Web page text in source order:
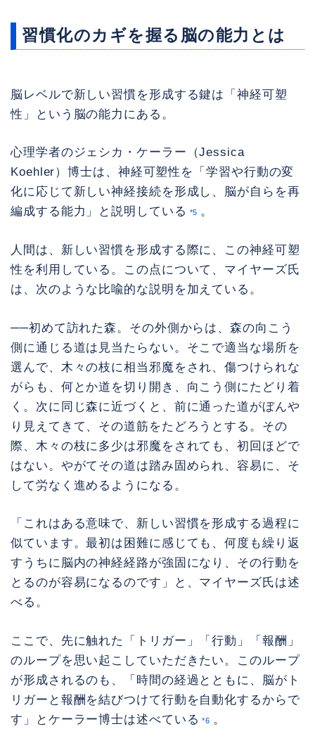
習慣化のカギを握る脳の能力とは
脳レベルで新しい習慣を形成する鍵は「神経可塑
性」という脳の能力にある。
心理学者のジェシカ・ケーラー（Jessica
Koehler）博士は、神経可塑性を「学習や行動の変
化に応じて新しい神経接続を形成し、脳が自らを再
編成する能力」と説明している *5 。
人間は、新しい習慣を形成する際に、この神経可塑
性を利用している。この点について、マイヤーズ氏
は、次のような比喩的な説明を加えている。
──初めて訪れた森。その外側からは、森の向こう
側に通じる道は見当たらない。そこで適当な場所を
選んで、木々の枝に相当邪魔をされ、傷つけられな
がらも、何とか道を切り開き、向こう側にたどり着
く。次に同じ森に近づくと、前に通った道がぼんや
り見えてきて、その道筋をたどろうとする。その
際、木々の枝に多少は邪魔をされても、初回ほどで
はない。やがてその道は踏み固められ、容易に、そ
して労なく進めるようになる。
「これはある意味で、新しい習慣を形成する過程に
似ています。最初は困難に感じても、何度も繰り返
すうちに脳内の神経経路が強固になり、その行動を
とるのが容易になるのです」と、マイヤーズ氏は述
べる。
ここで、先に触れた「トリガー」「行動」「報酬」
のループを思い起こしていただきたい。このループ
が形成されるのも、「時間の経過とともに、脳がト
リガーと報酬を結びつけて行動を自動化するからで
す」とケーラー博士は述べている *6 。